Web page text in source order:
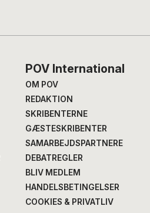
POV International
OM POV
REDAKTION
SKRIBENTERNE
GÆSTESKRIBENTER
SAMARBEJDSPARTNERE
DEBATREGLER
BLIV MEDLEM
HANDELSBETINGELSER
COOKIES & PRIVATLIV